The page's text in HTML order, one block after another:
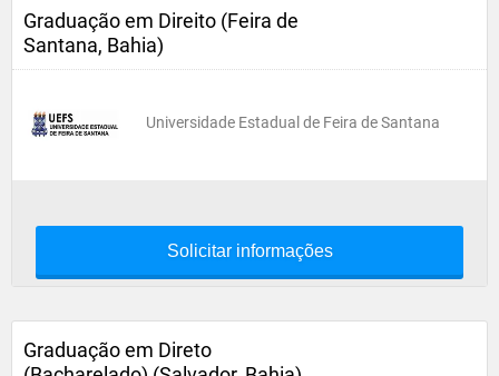
Graduação em Direito (Feira de
Santana, Bahia)
Universidade Estadual de Feira de Santana
Solicitar informações
Graduação em Direto